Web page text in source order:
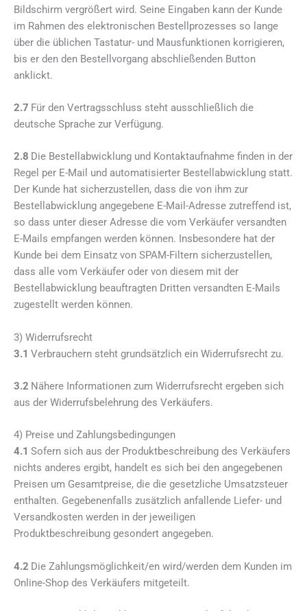
Bildschirm vergrößert wird. Seine Eingaben kann der Kunde
im Rahmen des elektronischen Bestellprozesses so lange
über die üblichen Tastatur- und Mausfunktionen korrigieren,
bis er den den Bestellvorgang abschließenden Button
anklickt.
2.7 Für den Vertragsschluss steht ausschließlich die
deutsche Sprache zur Verfügung.
2.8 Die Bestellabwicklung und Kontaktaufnahme finden in der
Regel per E-Mail und automatisierter Bestellabwicklung statt.
Der Kunde hat sicherzustellen, dass die von ihm zur
Bestellabwicklung angegebene E-Mail-Adresse zutreffend ist,
so dass unter dieser Adresse die vom Verkäufer versandten
E-Mails empfangen werden können. Insbesondere hat der
Kunde bei dem Einsatz von SPAM-Filtern sicherzustellen,
dass alle vom Verkäufer oder von diesem mit der
Bestellabwicklung beauftragten Dritten versandten E-Mails
zugestellt werden können.
3) Widerrufsrecht
3.1 Verbrauchern steht grundsätzlich ein Widerrufsrecht zu.
3.2 Nähere Informationen zum Widerrufsrecht ergeben sich
aus der Widerrufsbelehrung des Verkäufers.
4) Preise und Zahlungsbedingungen
4.1 Sofern sich aus der Produktbeschreibung des Verkäufers
nichts anderes ergibt, handelt es sich bei den angegebenen
Preisen um Gesamtpreise, die die gesetzliche Umsatzsteuer
enthalten. Gegebenenfalls zusätzlich anfallende Liefer- und
Versandkosten werden in der jeweiligen
Produktbeschreibung gesondert angegeben.
4.2 Die Zahlungsmöglichkeit/en wird/werden dem Kunden im
Online-Shop des Verkäufers mitgeteilt.